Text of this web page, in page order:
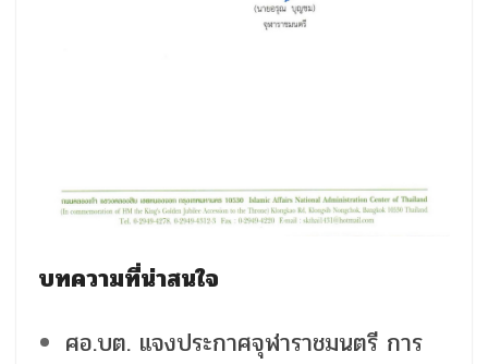
บทความที่น่าสนใจ
ศอ.บต. แจงประกาศจุฬาราชมนตรี การ